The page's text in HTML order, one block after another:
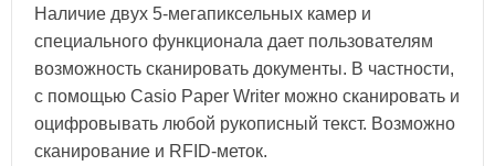
Наличие двух 5-мегапиксельных камер и
специального функционала дает пользователям
возможность сканировать документы. В частности,
с помощью Casio Paper Writer можно сканировать и
оцифровывать любой рукописный текст. Возможно
сканирование и RFID-меток.